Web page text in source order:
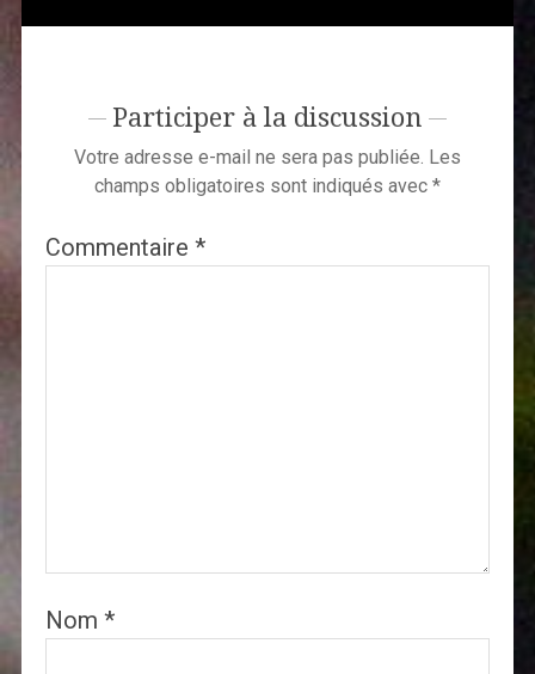
Participer à la discussion
Votre adresse e-mail ne sera pas publiée. Les
champs obligatoires sont indiqués avec *
Commentaire *
Nom *